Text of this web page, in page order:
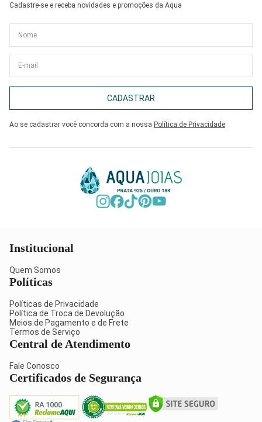
Cadastre-se e receba novidades e promoções da Aqua
CADASTRAR
Ao se cadastrar você concorda com a nossa Política de Privacidade
Institucional
Quem Somos
Políticas
Políticas de Privacidade
Política de Troca de Devolução
Meios de Pagamento e de Frete
Termos de Serviço
Central de Atendimento
Fale Conosco
Certificados de Segurança